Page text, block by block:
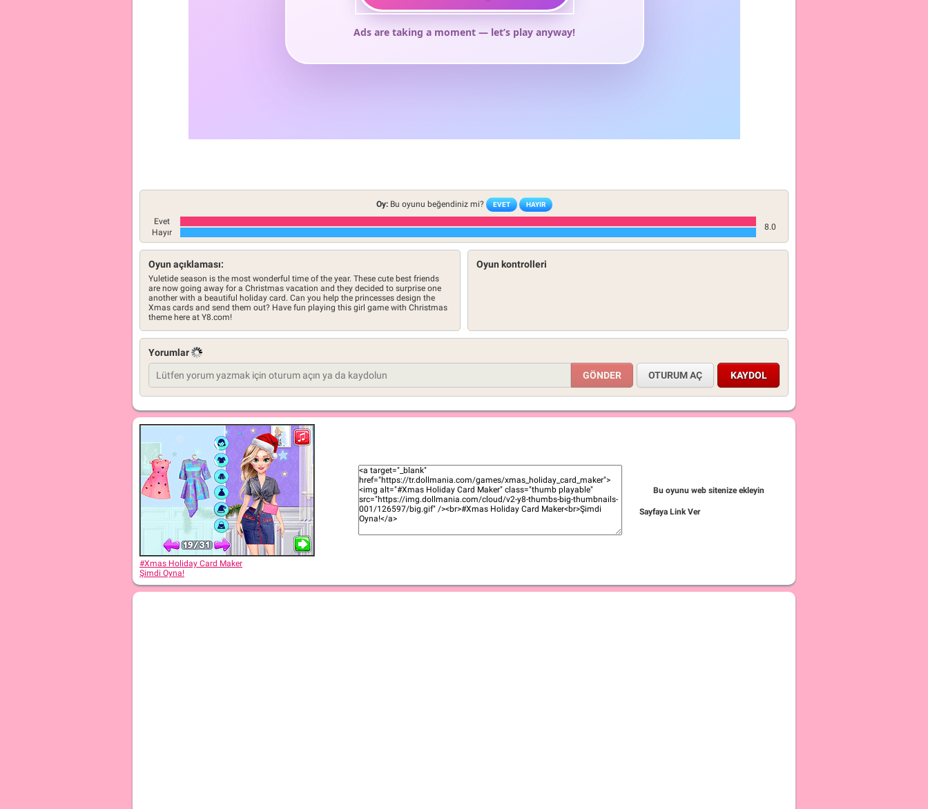
Oy:Bu oyunu beğendiniz mi? EVET HAYIR
Evet
8.0
Hayır
Oyun açıklaması:
Yuletide season is the most wonderful time of the year. These cute best friends
are now going away for a Christmas vacation and they decided to surprise one
another with a beautiful holiday card. Can you help the princesses design the
Xmas cards and send them out? Have fun playing this girl game with Christmas
theme here at Y8.com!
Oyun kontrolleri
Yorumlar
OTURUM AÇ KAYDOL
#Xmas Holiday Card Maker
Şimdi Oyna!
Bu oyunu web sitenize ekleyin
Sayfaya Link Ver